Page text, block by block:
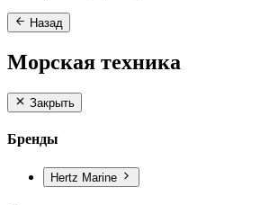
Назад
Морская техника
Закрыть
Бренды
Hertz Marine